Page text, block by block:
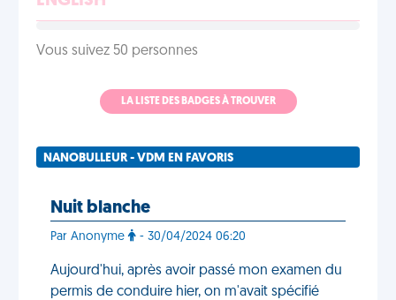
Vous suivez 50 personnes
LA LISTE DES BADGES À TROUVER
NANOBULLEUR - VDM EN FAVORIS
Nuit blanche
Par Anonyme - 30/04/2024 06:20
Aujourd'hui, après avoir passé mon examen du
permis de conduire hier, on m'avait spécifié